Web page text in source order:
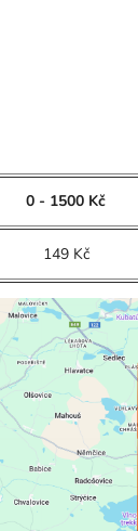
0 - 1500 Kč
149 Kč